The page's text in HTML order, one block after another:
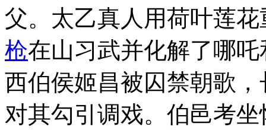
父。太乙真人用荷叶莲
枪在山习武并化解了哪
西伯侯姬昌被囚禁朝歌
对其勾引调戏。伯邑考